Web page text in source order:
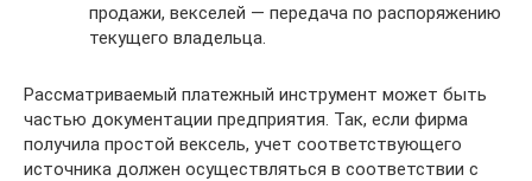
продажи, векселей — передача по распоряжению
текущего владельца.
Рассматриваемый платежный инструмент может быть
частью документации предприятия. Так, если фирма
получила простой вексель, учет соответствующего
источника должен осуществляться в соответствии с